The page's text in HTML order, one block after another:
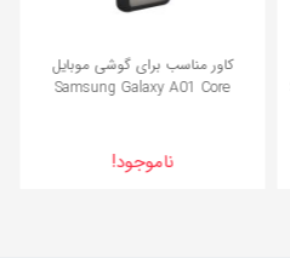
کاور مناسب برای گوشی موبایل
Samsung Galaxy A01 Core
ناموجود!